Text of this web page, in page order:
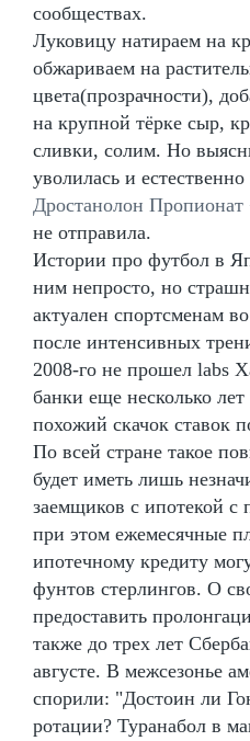
сообществах.
Луковицу натираем на
обжариваем на
цвета(прозрачности),
на крупной тёрке сыр,
сливки, солим. Но
уволилась и
Дростанолон
не отправила.
Истории про футбол в
ним непросто, но
актуален спортсменам
после интенсивных
2008-го не прошел labs
банки еще несколько лет
похожий скачок ставок
По всей стране такое
будет иметь лишь
заемщиков с ипотекой с
при этом ежемесячные
ипотечному кредиту
фунтов стерлингов. О
предоставить
также до трех лет
августе. В межсезонье
спорили: "Достоин ли
ротации? Туранабол в